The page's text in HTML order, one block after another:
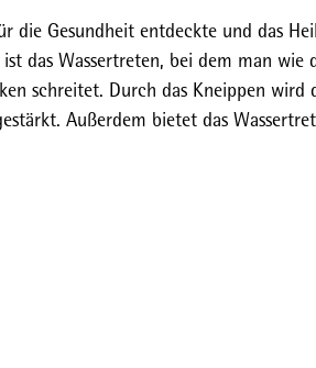
die Gesundheit entdeckte und das
das Wassertreten, bei dem man wie
schreitet. Durch das Kneippen wird
Außerdem bietet das